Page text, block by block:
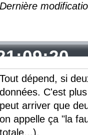
Dernière
Tout dépend, si
données. C'est
peut arriver que
on appelle ça "la
totale...).